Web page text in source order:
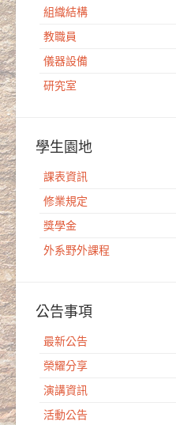
組織結構
教職員
儀器設備
研究室
學生園地
課表資訊
修業規定
獎學金
外系野外課程
公告事項
最新公告
榮耀分享
演講資訊
活動公告